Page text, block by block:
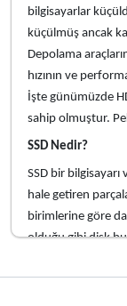
bilgisayarlar
küçülmüş ancak
Depolama
hızının ve
İşte günümüzde
sahip olmuştur.
SSD Nedir?
SSD bir
hale getiren
birimlerine göre
olduğu gibi disk
çalışır ve daha